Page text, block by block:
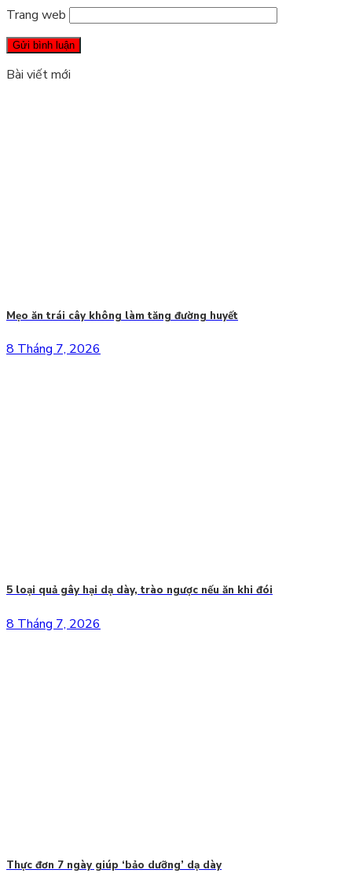
Trang web
Bài viết mới
Mẹo ăn trái cây không làm tăng đường huyết
8 Tháng 7, 2026
5 loại quả gây hại dạ dày, trào ngược nếu ăn khi đói
8 Tháng 7, 2026
Thực đơn 7 ngày giúp ‘bảo dưỡng’ dạ dày